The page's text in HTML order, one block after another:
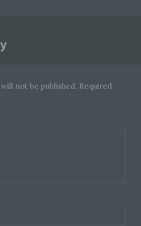
not be published. Required
und organisatorischen
unterliegen, die gewährleisten, dass
Verantwortlicher